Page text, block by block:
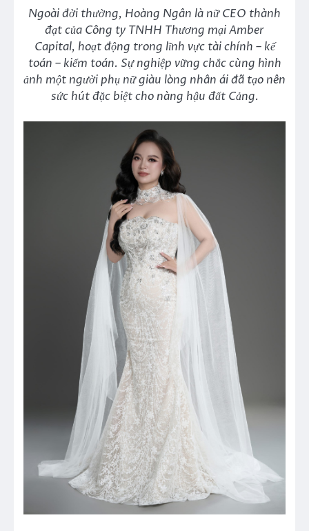
Ngoài đời thường, Hoàng Ngân là nữ CEO thành
đạt của Công ty TNHH Thương mại Amber
Capital, hoạt động trong lĩnh vực tài chính – kế
toán – kiểm toán. Sự nghiệp vững chắc cùng hình
ảnh một người phụ nữ giàu lòng nhân ái đã tạo nên
sức hút đặc biệt cho nàng hậu đất Cảng.